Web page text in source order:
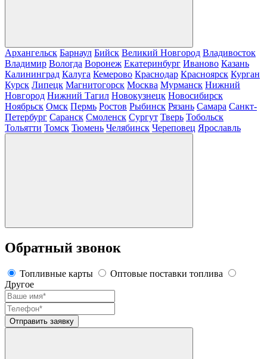
Архангельск Барнаул Бийск Великий Новгород Владивосток
Владимир Вологда Воронеж Екатеринбург Иваново Казань
Калининград Калуга Кемерово Краснодар Красноярск Курган
Курск Липецк Магнитогорск Москва Мурманск Нижний
Новгород Нижний Тагил Новокузнецк Новосибирск
Ноябрьск Омск Пермь Ростов Рыбинск Рязань Самара Санкт-
Петербург Саранск Смоленск Сургут Тверь Тобольск
Тольятти Томск Тюмень Челябинск Череповец Ярославль
Обратный звонок
Топливные карты
Оптовые поставки топлива
Другое
Отправить заявку